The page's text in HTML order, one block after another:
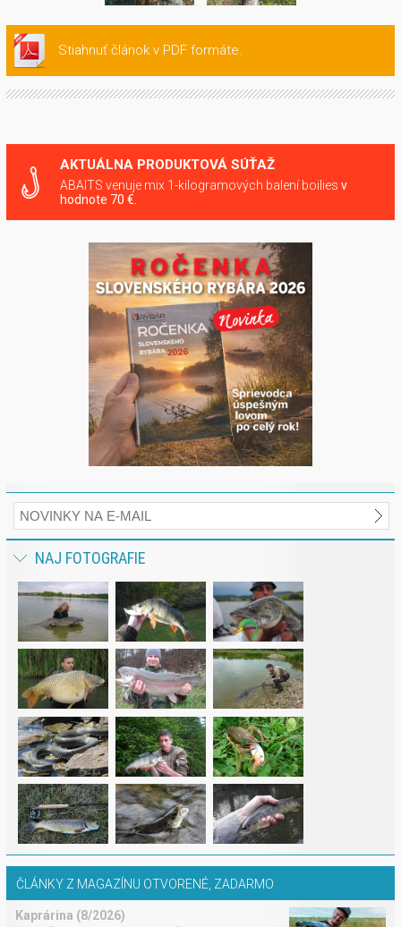
Stiahnuť článok v PDF formáte.
AKTUÁLNA PRODUKTOVÁ SÚŤAŽ
ABAITS venuje mix 1-kilogramových balení boilies v
hodnote 70 €.
NAJ FOTOGRAFIE
ČLÁNKY Z MAGAZÍNU OTVORENÉ, ZADARMO
Kaprárina (8/2026)